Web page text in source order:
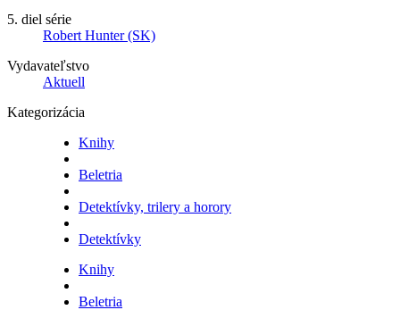
5. diel série
Robert Hunter (SK)
Vydavateľstvo
Aktuell
Kategorizácia
Knihy
Beletria
Detektívky, trilery a horory
Detektívky
Knihy
Beletria